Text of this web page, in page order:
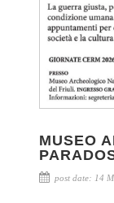
MUSEO
post date: 14